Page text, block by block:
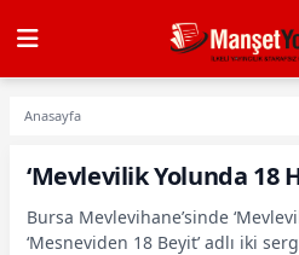
Anasayfa
‘Mevlevilik Yolunda 18
Bursa Mevlevihane’sinde
‘Mesneviden 18 Beyit’ adlı iki